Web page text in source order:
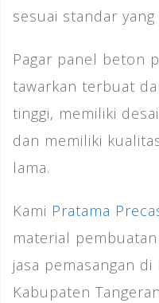
sesuai standar
Pagar panel beton
tawarkan terbuat
tinggi, memiliki
dan memiliki
lama.
Kami Pratama
material
jasa pemasangan di
Kabupaten